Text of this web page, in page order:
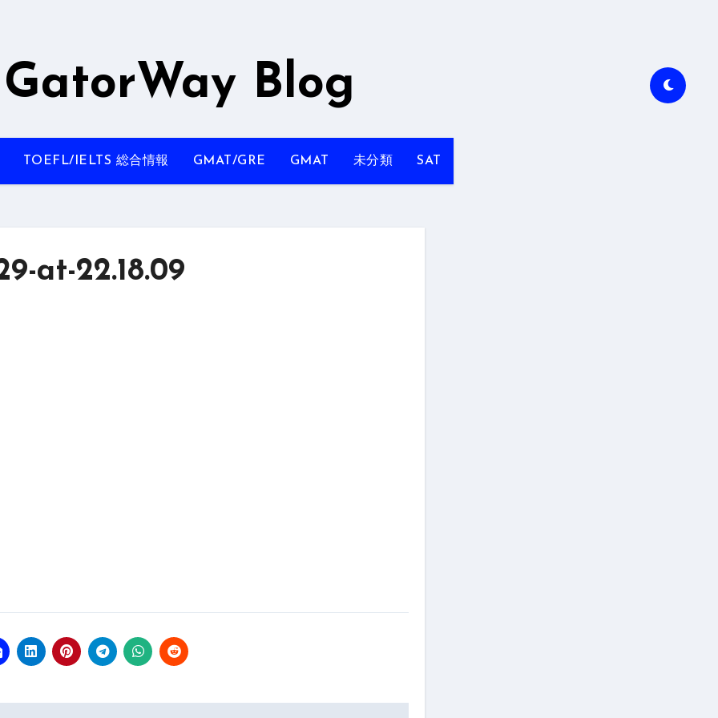
GatorWay Blog
TOEFL/IELTS 総合情報 GMAT/GRE GMAT 未分類 SAT
at-22.18.09